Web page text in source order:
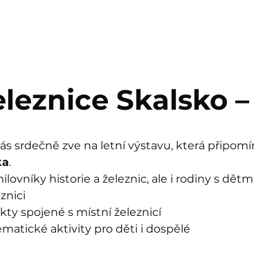
Skalsko
srdečně zve na letní výstavu, která
.
historie a železnic, ale i rodiny s
spojené s místní železnicí
aktivity pro děti i dospělé